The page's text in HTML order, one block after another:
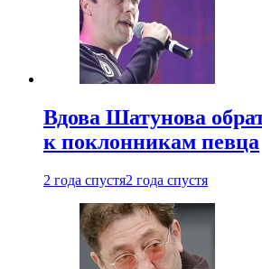
Вдова Шатунова
к поклонникам певца
2 года спустя2 года спустя